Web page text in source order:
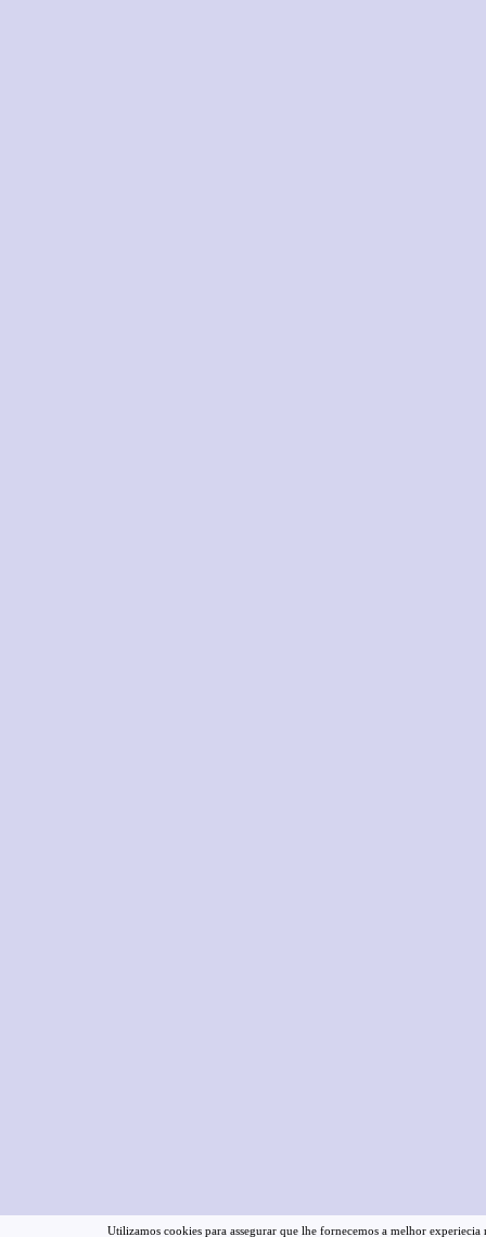
Utilizamos cookies para assegurar que lhe fornecemos a melhor